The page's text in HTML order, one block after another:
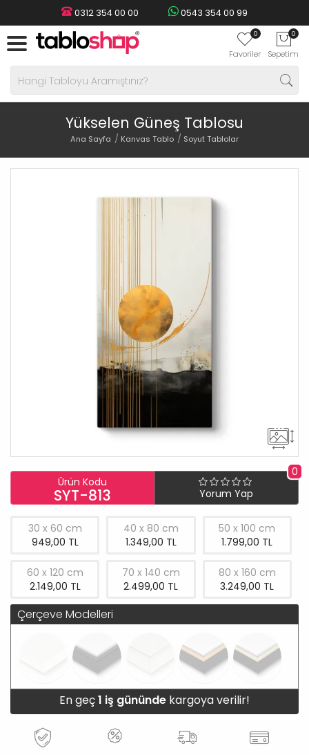
0312 354 00 00 0543 354 00 99
0
Favoriler
0
Sepetim
Yükselen Güneş Tablosu
Ana Sayfa Kanvas Tablo Soyut Tablolar
Ürün Kodu
SYT-813
0
Yorum Yap
30 x 60 cm
949,00 TL
40 x 80 cm
1.349,00 TL
50 x 100 cm
1.799,00 TL
60 x 120 cm
2.149,00 TL
70 x 140 cm
2.499,00 TL
80 x 160 cm
3.249,00 TL
Çerçeve Modelleri
En geç1 iş gününde kargoya verilir!